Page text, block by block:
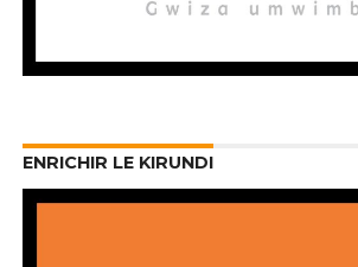
ENRICHIR LE KIRUNDI